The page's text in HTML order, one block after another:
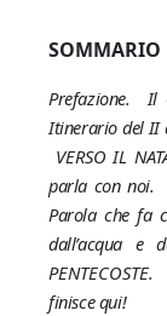
SOMMARIO
Prefazione. Il
Itinerario del II
VERSO IL
parla con noi.
Parola che fa
dall’acqua e
PENTECOSTE.
finisce qui!